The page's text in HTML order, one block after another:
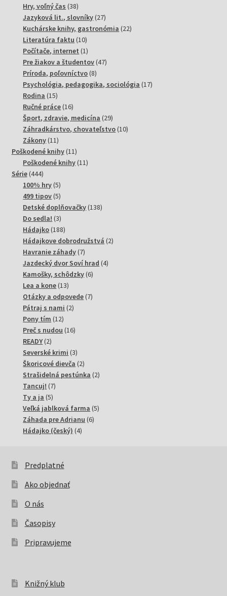
Hry, voľný čas 3838
produktov
Jazyková lit., slovníky 2727
produktov
Kuchárske knihy, gastronómia 2222
Literatúra faktu 1010
produktov
Počítače, internet 11
produkt
Pre žiakov a študentov 4747
Príroda, poľovníctvo 88
produktov
Psychológia, pedagogika, sociológia 1717
Rodina 1515
produktov
Ručné práce 1616
produktov
Šport, zdravie, medicína 2929
produktov
Záhradkárstvo, chovateľstvo 1010
Zákony 1111
produktov
Poškodené knihy 1111
produktov
Poškodené knihy 1111
Série 444444
produktov
100% hry 55
produktov
499 tipov 55
produktov
Detské doplňovačky 138138
Do sedla! 33
produkty
Hádajko 188188
produktov
Hádajkove dobrodružstvá 22
Havranie záhady 77
produktov
Jazdecký dvor Soví hrad 44
Kamošky, schôdzky 66
Lea a kone 1313
produktov
Otázky a odpovede 77
Pátraj s nami 22
Pony tím 1212
produktov
Preč s nudou 1616
READY 22
produkty
Severské krimi 33
produkty
Škoricové dievča 22
produkty
Strašidelná pestúnka 22
Tancuj! 77
Ty a ja 55
produktov
Veľká jablková farma 55
Záhada pre Adrianu 66
Hádajko (český) 44
Predplatné
Ako objednať
O nás
Časopisy
Pripravujeme
Knižný klub